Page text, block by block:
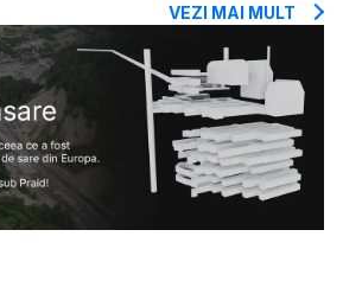
VEZI MAI MULT